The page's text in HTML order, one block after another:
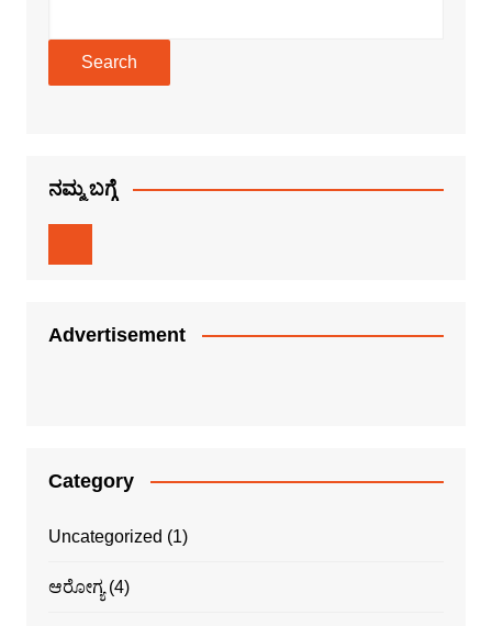
Search
ನಮ್ಮ ಬಗ್ಗೆ
Advertisement
Category
Uncategorized (1)
ಆರೋಗ್ಯ(4)